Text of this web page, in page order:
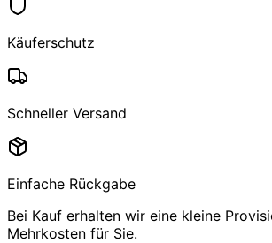
Käuferschutz
Schneller Versand
Einfache Rückgabe
Bei Kauf erhalten wir eine kleine
Mehrkosten für Sie.